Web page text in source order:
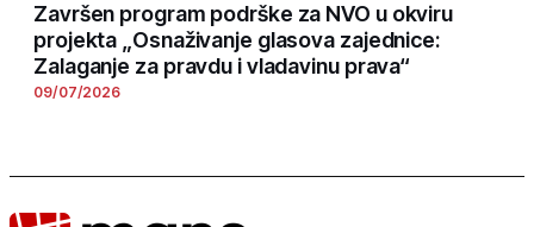
Završen program podrške za NVO u okviru
projekta „Osnaživanje glasova zajednice:
Zalaganje za pravdu i vladavinu prava“
09/07/2026